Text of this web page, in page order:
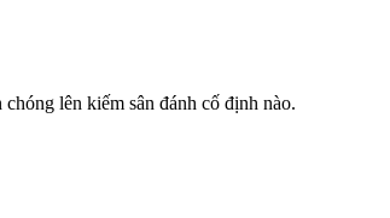
lên kiếm sân đánh cố định nào.